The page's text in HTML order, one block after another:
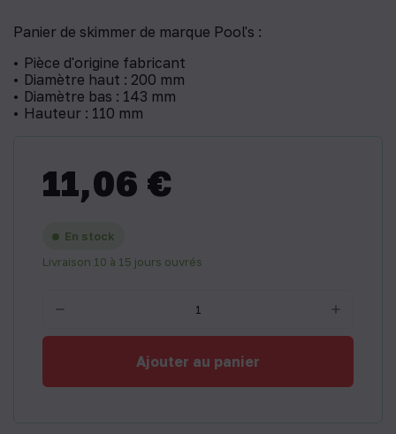
Panier de skimmer de marque Pool's :
Pièce d'origine fabricant
Diamètre haut : 200 mm
Diamètre bas : 143 mm
Hauteur : 110 mm
11,06 €
En stock
Livraison 10 à 15 jours ouvrés
Ajouter au panier